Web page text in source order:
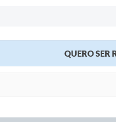
QUERO SER